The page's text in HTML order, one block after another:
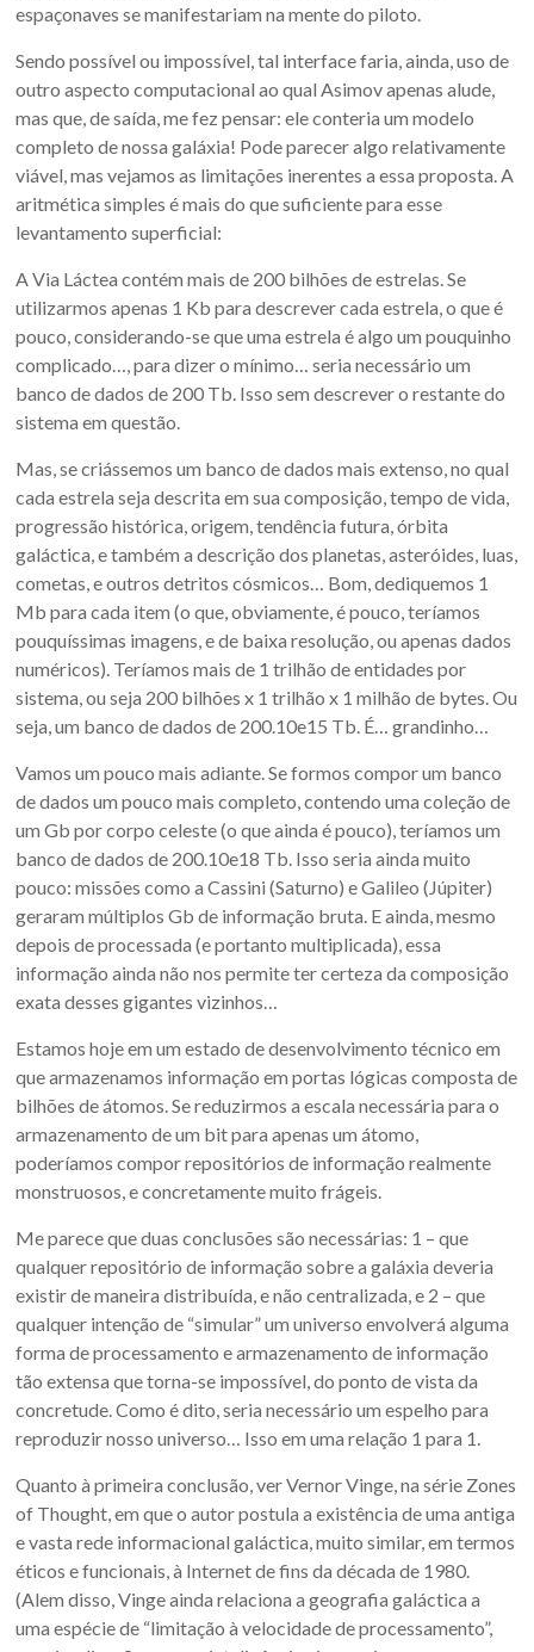
espaçonaves se manifestariam na mente do piloto.
Sendo possível ou impossível, tal interface faria, ainda, uso de
outro aspecto computacional ao qual Asimov apenas alude,
mas que, de saída, me fez pensar: ele conteria um modelo
completo de nossa galáxia! Pode parecer algo relativamente
viável, mas vejamos as limitações inerentes a essa proposta. A
aritmética simples é mais do que suficiente para esse
levantamento superficial:
A Via Láctea contém mais de 200 bilhões de estrelas. Se
utilizarmos apenas 1 Kb para descrever cada estrela, o que é
pouco, considerando-se que uma estrela é algo um pouquinho
complicado…, para dizer o mínimo… seria necessário um
banco de dados de 200 Tb. Isso sem descrever o restante do
sistema em questão.
Mas, se criássemos um banco de dados mais extenso, no qual
cada estrela seja descrita em sua composição, tempo de vida,
progressão histórica, origem, tendência futura, órbita
galáctica, e também a descrição dos planetas, asteróides, luas,
cometas, e outros detritos cósmicos… Bom, dediquemos 1
Mb para cada item (o que, obviamente, é pouco, teríamos
pouquíssimas imagens, e de baixa resolução, ou apenas dados
numéricos). Teríamos mais de 1 trilhão de entidades por
sistema, ou seja 200 bilhões x 1 trilhão x 1 milhão de bytes. Ou
seja, um banco de dados de 200.10e15 Tb. É… grandinho…
Vamos um pouco mais adiante. Se formos compor um banco
de dados um pouco mais completo, contendo uma coleção de
um Gb por corpo celeste (o que ainda é pouco), teríamos um
banco de dados de 200.10e18 Tb. Isso seria ainda muito
pouco: missões como a Cassini (Saturno) e Galileo (Júpiter)
geraram múltiplos Gb de informação bruta. E ainda, mesmo
depois de processada (e portanto multiplicada), essa
informação ainda não nos permite ter certeza da composição
exata desses gigantes vizinhos…
Estamos hoje em um estado de desenvolvimento técnico em
que armazenamos informação em portas lógicas composta de
bilhões de átomos. Se reduzirmos a escala necessária para o
armazenamento de um bit para apenas um átomo,
poderíamos compor repositórios de informação realmente
monstruosos, e concretamente muito frágeis.
Me parece que duas conclusões são necessárias: 1 – que
qualquer repositório de informação sobre a galáxia deveria
existir de maneira distribuída, e não centralizada, e 2 – que
qualquer intenção de “simular” um universo envolverá alguma
forma de processamento e armazenamento de informação
tão extensa que torna-se impossível, do ponto de vista da
concretude. Como é dito, seria necessário um espelho para
reproduzir nosso universo… Isso em uma relação 1 para 1.
Quanto à primeira conclusão, ver Vernor Vinge, na série Zones
of Thought, em que o autor postula a existência de uma antiga
e vasta rede informacional galáctica, muito similar, em termos
éticos e funcionais, à Internet de fins da década de 1980.
(Alem disso, Vinge ainda relaciona a geografia galáctica a
uma espécie de “limitação à velocidade de processamento”,